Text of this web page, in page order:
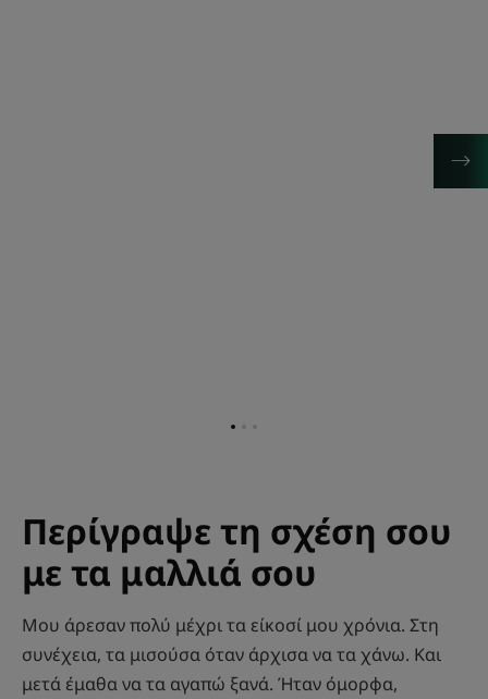
Go
GoGo
Περίγραψε τη σχέση σου
με τα μαλλιά σου
Μου άρεσαν πολύ μέχρι τα είκοσί μου χρόνια. Στη
συνέχεια, τα μισούσα όταν άρχισα να τα χάνω. Και
μετά έμαθα να τα αγαπώ ξανά. Ήταν όμορφα,